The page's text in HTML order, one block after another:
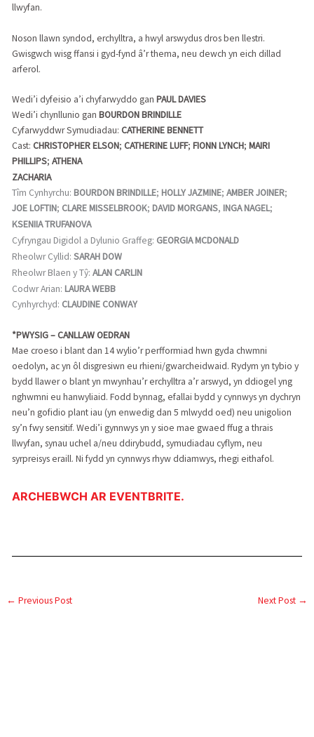
llwyfan.
Noson llawn syndod, erchylltra, a hwyl arswydus dros ben llestri.
Gwisgwch wisg ffansi i gyd-fynd â’r thema, neu dewch yn eich dillad
arferol.
Wedi’i dyfeisio a’i chyfarwyddo ganPAUL DAVIES
Wedi’i chynllunio ganBOURDON BRINDILLE
Cyfarwyddwr Symudiadau:CATHERINE BENNETT
Cast:CHRISTOPHER ELSON;CATHERINE LUFF;FIONN LYNCH;MAIRI
PHILLIPS;ATHENA
ZACHARIA
Tîm Cynhyrchu: BOURDON BRINDILLE; HOLLY JAZMINE;AMBER JOINER;
JOE LOFTIN; CLARE MISSELBROOK; DAVID MORGANS, INGA NAGEL;
KSENIIA TRUFANOVA
Cyfryngau Digidol a Dylunio Graffeg: GEORGIA MCDONALD
Rheolwr Cyllid:SARAH DOW
Rheolwr Blaen y Tŷ:ALAN CARLIN
Codwr Arian: LAURA WEBB
Cynhyrchyd: CLAUDINE CONWAY
*PWYSIG – CANLLAW OEDRAN
Mae croeso i blant dan 14 wylio’r perfformiad hwn gyda chwmni
oedolyn, ac yn ôl disgresiwn eu rhieni/gwarcheidwaid. Rydym yn tybio y
bydd llawer o blant yn mwynhau’r erchylltra a’r arswyd, yn ddiogel yng
nghwmni eu hanwyliaid. Fodd bynnag, efallai bydd y cynnwys yn dychryn
neu’n gofidio plant iau (yn enwedig dan 5 mlwydd oed) neu unigolion
sy’n fwy sensitif. Wedi’i gynnwys yn y sioe mae gwaed ffug a thrais
llwyfan, synau uchel a/neu ddirybudd, symudiadau cyflym, neu
syrpreisys eraill. Ni fydd yn cynnwys rhyw ddiamwys, rhegi eithafol.
ARCHEBWCH AR EVENTBRITE.
← Previous Post Next Post →